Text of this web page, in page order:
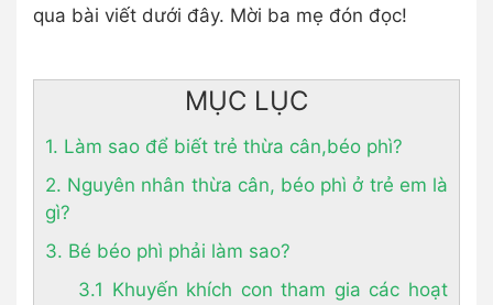
qua bài viết dưới đây. Mời ba mẹ đón đọc!
MỤC LỤC
1. Làm sao để biết trẻ thừa cân,béo phì?
2. Nguyên nhân thừa cân, béo phì ở trẻ em là
gì?
3. Bé béo phì phải làm sao?
3.1 Khuyến khích con tham gia các hoạt